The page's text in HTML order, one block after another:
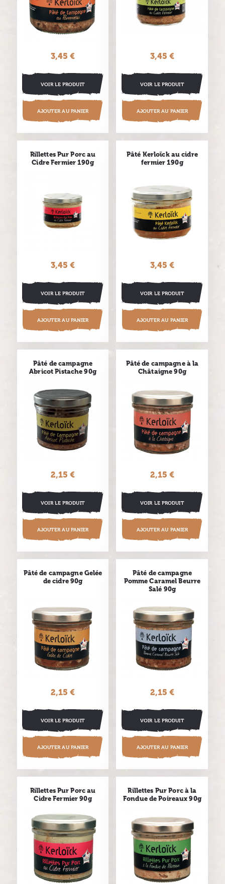
Prix
3,45 €
VOIR LE PRODUIT
AJOUTER AU PANIER
Prix
3,45 €
VOIR LE PRODUIT
AJOUTER AU PANIER
Rillettes Pur Porc au
Cidre Fermier 190g
Prix
3,45 €
VOIR LE PRODUIT
AJOUTER AU PANIER
Pâté Kerloïck au cidre
fermier 190g
Prix
3,45 €
VOIR LE PRODUIT
AJOUTER AU PANIER
Pâté de campagne
Abricot Pistache 90g
Prix
2,15 €
VOIR LE PRODUIT
AJOUTER AU PANIER
Pâté de campagne à la
Châtaigne 90g
Prix
2,15 €
VOIR LE PRODUIT
AJOUTER AU PANIER
Pâté de campagne Gelée
de cidre 90g
Prix
2,15 €
VOIR LE PRODUIT
AJOUTER AU PANIER
Pâté de campagne
Pomme Caramel Beurre
Salé 90g
Prix
2,15 €
VOIR LE PRODUIT
AJOUTER AU PANIER
Rillettes Pur Porc au
Cidre Fermier 90g
Rillettes Pur Porc à la
Fondue de Poireaux 90g